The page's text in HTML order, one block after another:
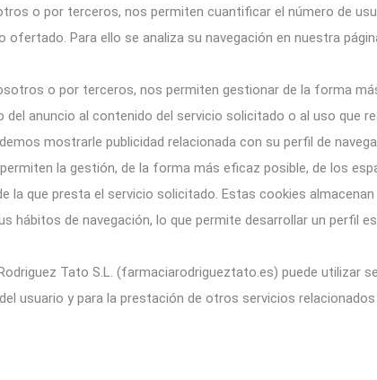
o por terceros, nos permiten cuantificar el número de
Para ello se analiza su navegación en nuestra
o por terceros, nos permiten gestionar de la forma
anuncio al contenido del servicio solicitado o al uso que
mostrarle publicidad relacionada con su perfil de
la gestión, de la forma más eficaz posible, de los
la que presta el servicio solicitado. Estas cookies
hábitos de navegación, lo que permite desarrollar un perfil
Tato S.L. (farmaciarodrigueztato.es) puede utilizar
usuario y para la prestación de otros servicios